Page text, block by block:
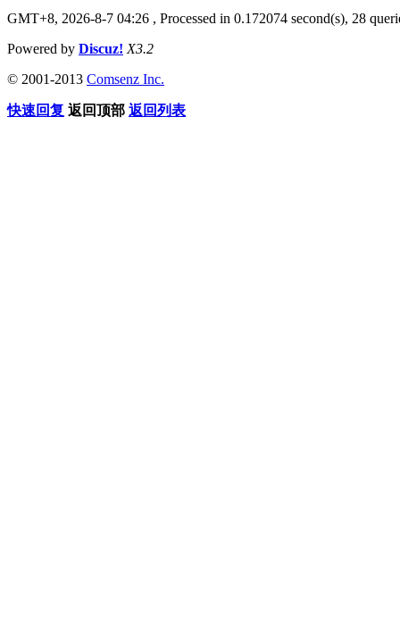
GMT+8, 2026-8-7 04:26 , Processed in 0.172074 second(s), 28
Powered by Discuz! X3.2
© 2001-2013 Comsenz Inc.
快速回复 返回顶部 返回列表